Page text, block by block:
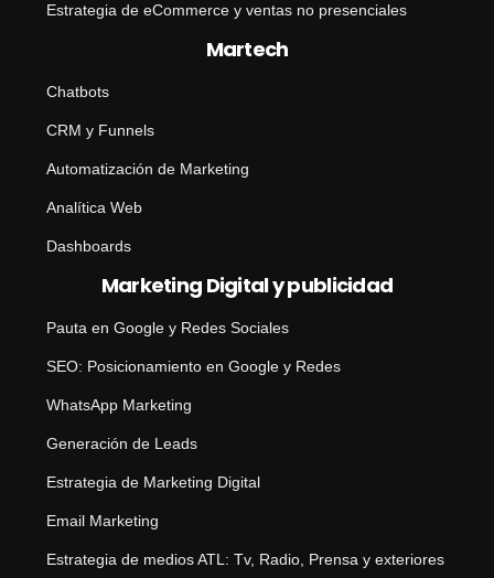
Estrategia de eCommerce y ventas no presenciales
Martech
Chatbots
CRM y Funnels
Automatización de Marketing
Analítica Web
Dashboards
Marketing Digital y publicidad
Pauta en Google y Redes Sociales
SEO: Posicionamiento en Google y Redes
WhatsApp Marketing
Generación de Leads
Estrategia de Marketing Digital
Email Marketing
Estrategia de medios ATL: Tv, Radio, Prensa y exteriores